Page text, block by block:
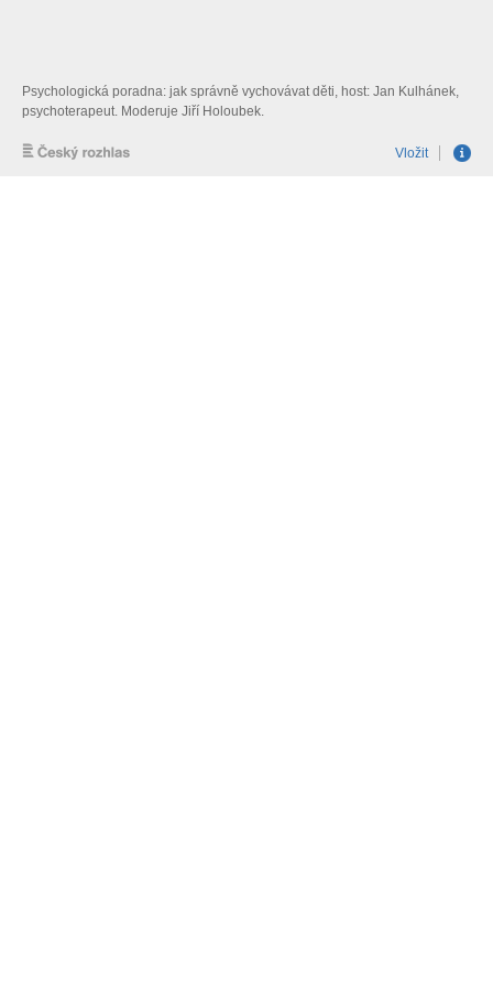
Psychologická poradna: jak správně vychovávat děti, host: Jan Kulhánek,
psychoterapeut. Moderuje Jiří Holoubek.
Vložit